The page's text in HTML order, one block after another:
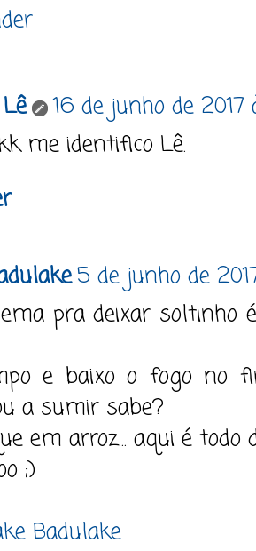
16 de junho de 2017
me identifico Lê.
5 de junho de
pra deixar soltinho
e baixo o fogo no
a sumir sabe?
em arroz... aqui é todo
;)
Badulake